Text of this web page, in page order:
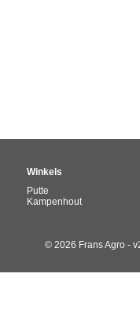
Winkels
Putte
Kampenhout
© 2026 Frans Agro -